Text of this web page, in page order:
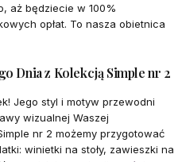
aż będziecie w 100%
opłat. To nasza obietnica
Dnia z Kolekcją Simple nr 2
Jego styl i motyw przewodni
wizualnej Waszej
nr 2 możemy przygotować
winietki na stoły, zawieszki na